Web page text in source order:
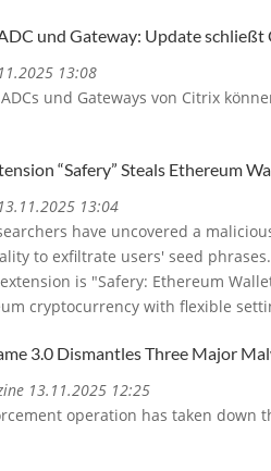
und Gateway: Update schließt
13:08
und Gateways von Citrix
“Safery” Steals Ethereum
13:04
have uncovered a
to exfiltrate users' seed phrases.
is "Safery: Ethereum
cryptocurrency with flexible
3.0 Dismantles Three Major
13.11.2025 12:25
operation has taken down